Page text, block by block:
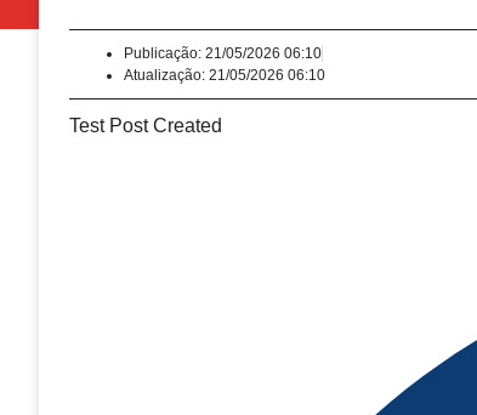
Publicação: 21/05/2026 06:10
Atualização: 21/05/2026 06:10
Test Post Created